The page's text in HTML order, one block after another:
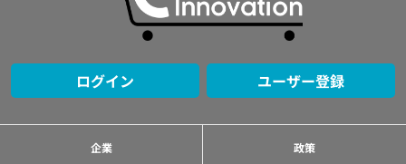
ログイン ユーザー登録
企業 政策